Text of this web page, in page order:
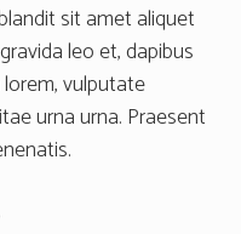
sit amet aliquet
leo et, dapibus
vulputate
urna urna. Praesent